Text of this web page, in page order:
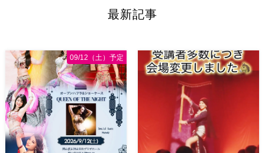
Show 】 Guest DancerTixi
踊ってくれます♡ 東京から参
最新記事
09/12（土）予定